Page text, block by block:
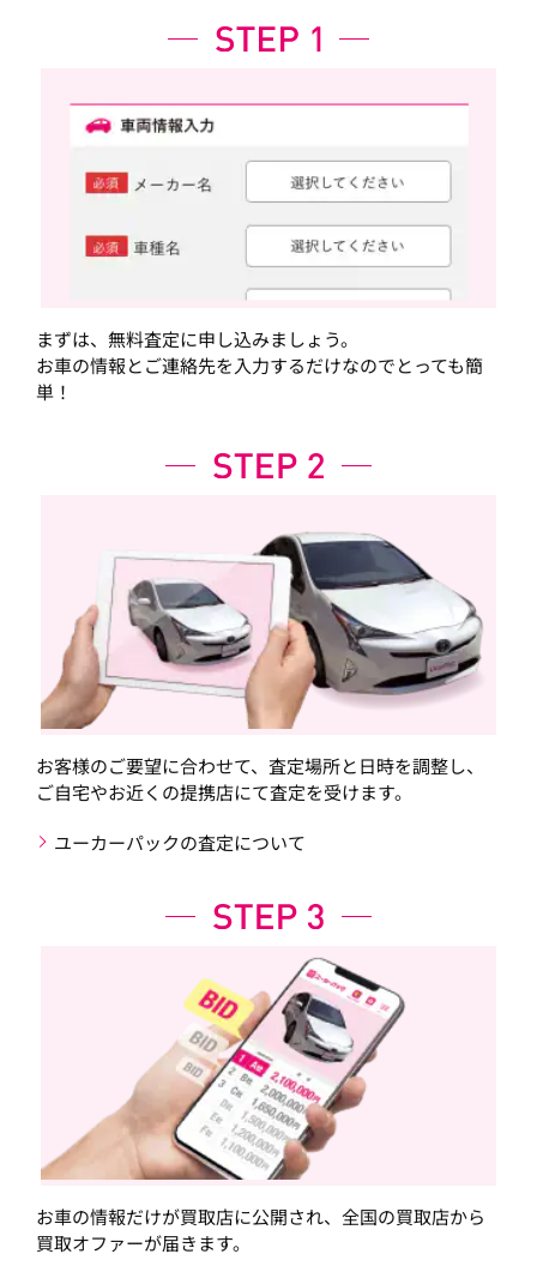
まずは、無料査定に申し込みましょう。
お車の情報とご連絡先を入力するだけなのでとっても簡
単！
お客様のご要望に合わせて、査定場所と日時を調整し、
ご自宅やお近くの提携店にて査定を受けます。
ユーカーパックの査定について
お車の情報だけが買取店に公開され、全国の買取店から
買取オファーが届きます。